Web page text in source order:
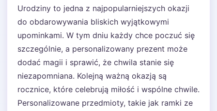
Urodziny to jedna z najpopularniejszych okazji
do obdarowywania bliskich wyjątkowymi
upominkami. W tym dniu każdy chce poczuć się
szczególnie, a personalizowany prezent może
dodać magii i sprawić, że chwila stanie się
niezapomniana. Kolejną ważną okazją są
rocznice, które celebrują miłość i wspólne chwile.
Personalizowane przedmioty, takie jak ramki ze